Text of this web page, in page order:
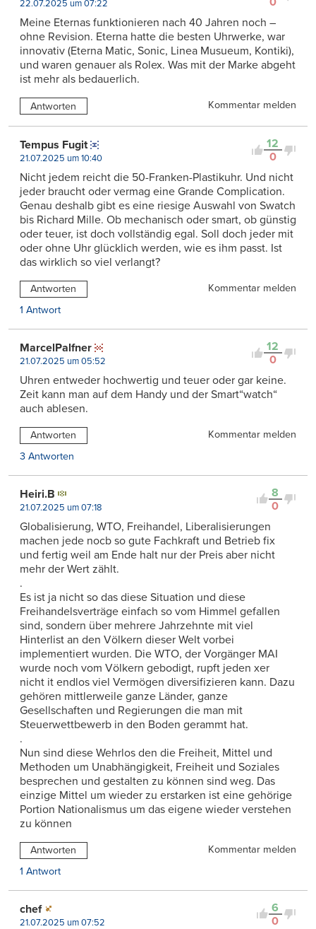
22.07.2025 um 07:22
Meine Eternas funktionieren nach 40 Jahren noch –
ohne Revision. Eterna hatte die besten Uhrwerke, war
innovativ (Eterna Matic, Sonic, Linea Musueum, Kontiki),
und waren genauer als Rolex. Was mit der Marke abgeht
ist mehr als bedauerlich.
Antworten Kommentar melden
12
0
Tempus Fugit
21.07.2025 um 10:40
Nicht jedem reicht die 50-Franken-Plastikuhr. Und nicht
jeder braucht oder vermag eine Grande Complication.
Genau deshalb gibt es eine riesige Auswahl von Swatch
bis Richard Mille. Ob mechanisch oder smart, ob günstig
oder teuer, ist doch vollständig egal. Soll doch jeder mit
oder ohne Uhr glücklich werden, wie es ihm passt. Ist
das wirklich so viel verlangt?
Antworten
Kommentar melden
1 Antwort
12
0
MarcelPalfner
21.07.2025 um 05:52
Uhren entweder hochwertig und teuer oder gar keine.
Zeit kann man auf dem Handy und der Smart“watch“
auch ablesen.
Antworten
Kommentar melden
3 Antworten
8
0
Heiri.B
21.07.2025 um 07:18
Globalisierung, WTO, Freihandel, Liberalisierungen
machen jede nocb so gute Fachkraft und Betrieb fix
und fertig weil am Ende halt nur der Preis aber nicht
mehr der Wert zählt.
.
Es ist ja nicht so das diese Situation und diese
Freihandelsverträge einfach so vom Himmel gefallen
sind, sondern über mehrere Jahrzehnte mit viel
Hinterlist an den Völkern dieser Welt vorbei
implementiert wurden. Die WTO, der Vorgänger MAI
wurde noch vom Völkern gebodigt, rupft jeden xer
nicht it endlos viel Vermögen diversifizieren kann. Dazu
gehören mittlerweile ganze Länder, ganze
Gesellschaften und Regierungen die man mit
Steuerwettbewerb in den Boden gerammt hat.
.
Nun sind diese Wehrlos den die Freiheit, Mittel und
Methoden um Unabhängigkeit, Freiheit und Soziales
besprechen und gestalten zu können sind weg. Das
einzige Mittel um wieder zu erstarken ist eine gehörige
Portion Nationalismus um das eigene wieder verstehen
zu können
Antworten
Kommentar melden
1 Antwort
6
0
chef
21.07.2025 um 07:52